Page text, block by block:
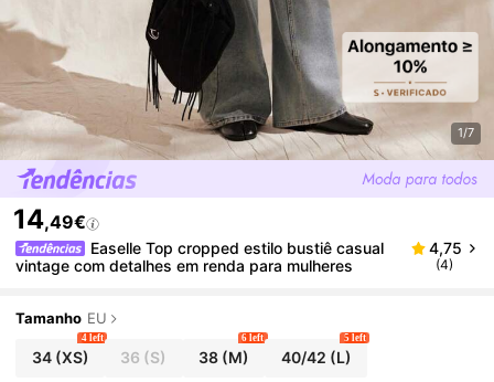
1/7
14,49€
Easelle Top cropped estilo bustiê casual
vintage com detalhes em renda para mulheres
4,75
(4)
Tamanho EU
34(XS)
4 left
36 (S) 38(M)
6 left
40/42 (L)
5 left